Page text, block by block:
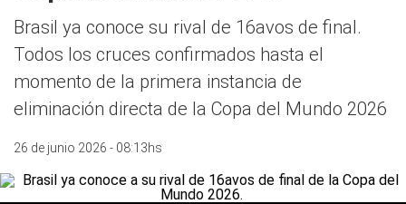
Brasil ya conoce su rival de 16avos de final.
Todos los cruces confirmados hasta el
momento de la primera instancia de
eliminación directa de la Copa del Mundo 2026
26 de junio 2026 - 08:13hs